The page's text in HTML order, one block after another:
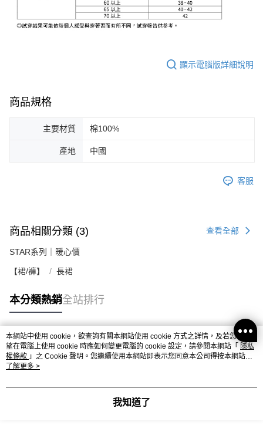
顯示電腦版詳細說明
商品規格
主要材質 棉100%
產地 中國
客服
商品相關分類 (3) 查看全部
STAR系列｜暖心價
【裙/褲】 長裙
本分類熱銷全站排行
熱門標籤
本網站中使用 cookie，欲查詢有關本網站使用 cookie 方式之詳情，及若您不希
望在電腦上使用 cookie 時應如何變更電腦的 cookie 設定，請參閱本網站「 隱私
權條款 」之 Cookie 聲明。您繼續使用本網站即表示您同意本公司得按本網站使
用條款之 Cookie 聲明使用 cookie。
了解更多 >
我知道了